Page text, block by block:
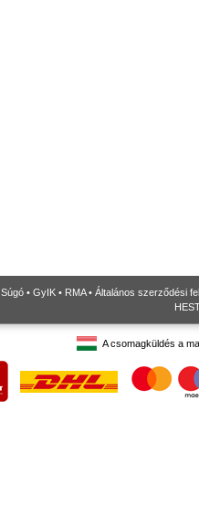
Súgó • GyIK • RMA• Általános szerződési
A csomagküldés a